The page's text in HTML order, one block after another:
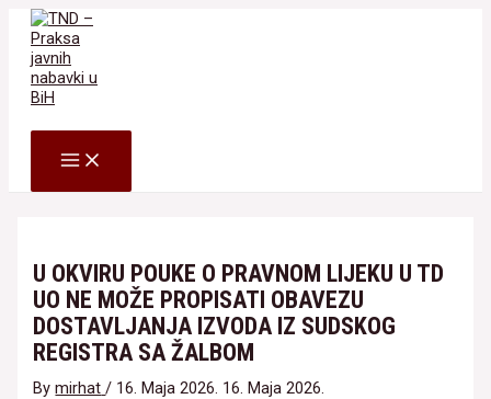
Skip
content
MAIN
MENU
U OKVIRU POUKE O PRAVNOM LIJEKU U TD
UO NE MOŽE PROPISATI OBAVEZU
DOSTAVLJANJA IZVODA IZ SUDSKOG
REGISTRA SA ŽALBOM
Bymirhat / 16. Maja 2026. 16. Maja 2026.